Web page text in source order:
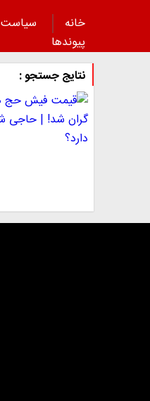
خانه سیاست
پیوند‌ها
نتایج جستجو :